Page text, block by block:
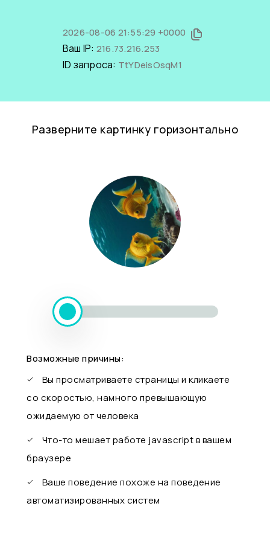
2026-08-06 21:55:29 +0000
Ваш IP: 216.73.216.253
ID запроса: TtYDeisOsqM1
Разверните картинку горизонтально
Возможные причины:
Вы просматриваете страницы и кликаете
со скоростью, намного превышающую
ожидаемую от человека
Что-то мешает работе javascript в вашем
браузере
Ваше поведение похоже на поведение
автоматизированных систем